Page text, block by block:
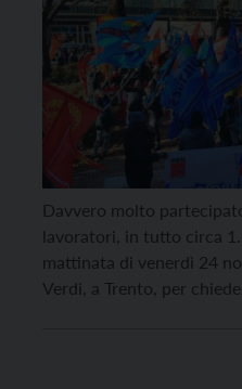
Davvero molto
lavoratori, in tutto circa
mattinata di venerdì 24
Verdi, a Trento, per